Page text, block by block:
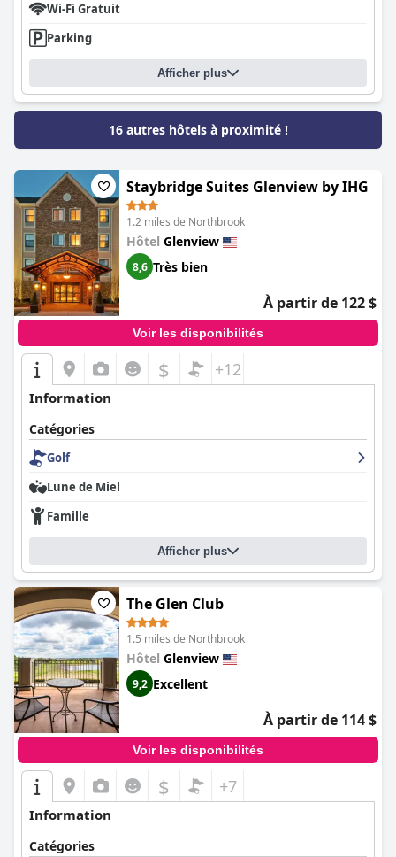
Wi-Fi Gratuit
Parking
Afficher plus
16 autres hôtels à proximité !
Staybridge Suites Glenview by IHG
1.2 miles de Northbrook
Hôtel Glenview
8,6 Très bien
À partir de 122 $
Voir les disponibilités
$ +12
Information
Catégories
Golf
Lune de Miel
Famille
Afficher plus
The Glen Club
1.5 miles de Northbrook
Hôtel Glenview
9,2 Excellent
À partir de 114 $
Voir les disponibilités
$ +7
Information
Catégories